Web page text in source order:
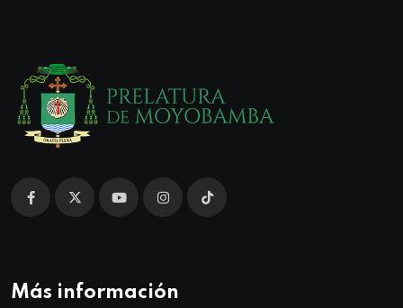
Más información